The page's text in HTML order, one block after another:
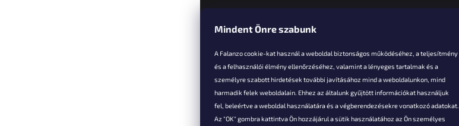
Mindent Önre szabunk
A Falanzo cookie-kat használ a weboldal biztonságos működéséhez, a teljesítmény
és a felhasználói élmény ellenőrzéséhez, valamint a lényeges tartalmak és a
személyre szabott hirdetések további javításához mind a weboldalunkon, mind
harmadik felek weboldalain. Ehhez az általunk gyűjtött információkat használjuk
fel, beleértve a weboldal használatára és a végberendezésekre vonatkozó adatokat.
Az "OK" gombra kattintva Ön hozzájárul a sütik használatához az Ön személyes
Vevőknek
Hűségkedvezmények